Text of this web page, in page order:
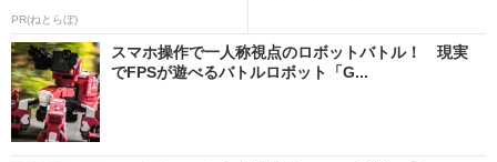
PR(ねとらぼ)
スマホ操作で一人称視点のロボットバトル！ 現実
でFPSが遊べるバトルロボット「G...